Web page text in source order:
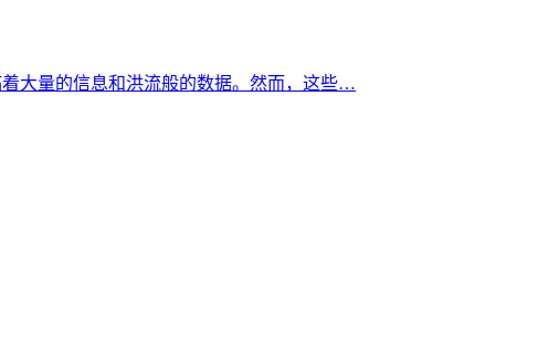
大量的信息和洪流般的数据。然而，这些…